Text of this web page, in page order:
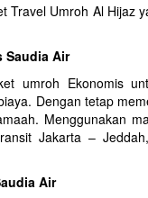
Travel Umroh Al Hijaz
Saudia Air
umroh Ekonomis
Dengan tetap
Menggunakan
Jakarta –
Air